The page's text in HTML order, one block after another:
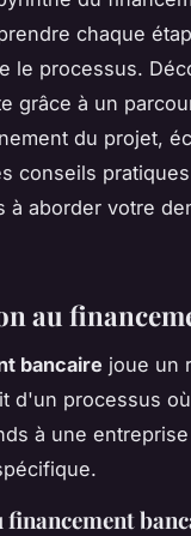
chaque
le processus.
grâce à un
du projet,
conseils
à aborder votre
au
bancaire joue un
d'un processus
à une